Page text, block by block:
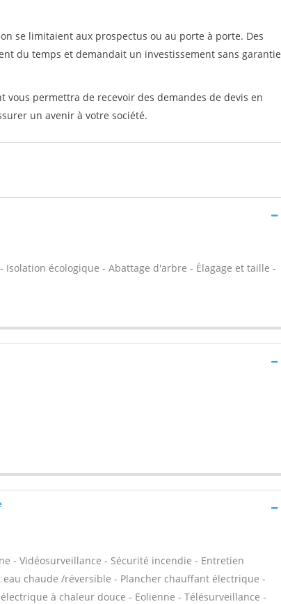
se limitaient aux prospectus ou au porte à porte. Des
du temps et demandait un investissement sans garantie
vous permettra de recevoir des demandes de devis en
un avenir à votre société.
Isolation écologique - Abattage d'arbre - Élagage et taille -
- Vidéosurveillance - Sécurité incendie - Entretien
chaude /réversible - Plancher chauffant électrique -
à chaleur douce - Eolienne - Télésurveillance -